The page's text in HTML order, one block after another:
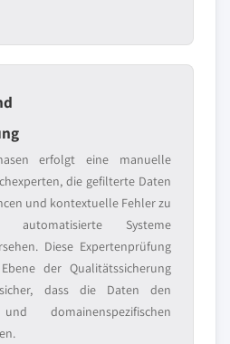
erfolgt eine manuelle
die gefilterte Daten
und kontextuelle Fehler zu
automatisierte Systeme
Diese Expertenprüfung
der Qualitätssicherung
dass die Daten den
domainenspezifischen